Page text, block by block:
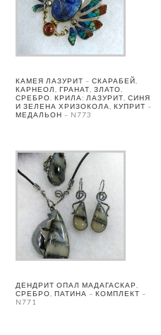
КАМЕЯ ЛАЗУРИТ – СКАРАБЕЙ,
КАРНЕОЛ, ГРАНАТ, ЗЛАТО,
СРЕБРО. КРИЛА: ЛАЗУРИТ, СИНЯ
И ЗЕЛЕНА ХРИЗОКОЛА, КУПРИТ –
МЕДАЛЬОН – N773
ДЕНДРИТ ОПАЛ МАДАГАСКАР,
СРЕБРО, ПАТИНА – КОМПЛЕКТ –
N771